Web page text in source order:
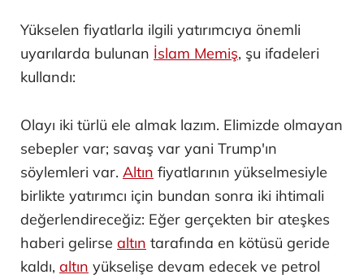
Yükselen fiyatlarla ilgili yatırımcıya önemli
uyarılarda bulunan İslam Memiş, şu ifadeleri
kullandı:
Olayı iki türlü ele almak lazım. Elimizde olmayan
sebepler var; savaş var yani Trump'ın
söylemleri var. Altın fiyatlarının yükselmesiyle
birlikte yatırımcı için bundan sonra iki ihtimali
değerlendireceğiz: Eğer gerçekten bir ateşkes
haberi gelirse altın tarafında en kötüsü geride
kaldı, altın yükselişe devam edecek ve petrol